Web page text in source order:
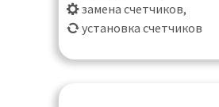
замена счетчиков,
установка счетчиков